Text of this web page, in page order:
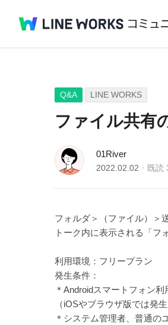
Q&A LINE WORKS
ファイル共有
01River
2022.02.02 既読
フォルダ＞（ファイル）＞
トーク内に表示される
「
利用環境：フリープラン
発生条件：
＊Androidスマートフォン利
（iOSやブラウザ版では発生
＊システム管理者、普通の